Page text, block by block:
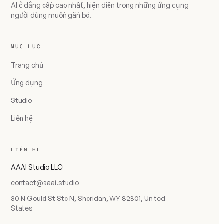
AI ở đẳng cấp cao nhất, hiện diện trong những ứng dụng
người dùng muốn gắn bó.
MỤC LỤC
Trang chủ
Ứng dụng
Studio
Liên hệ
LIÊN HỆ
AAAI Studio LLC
contact@aaai.studio
30 N Gould St Ste N, Sheridan, WY 82801, United
States